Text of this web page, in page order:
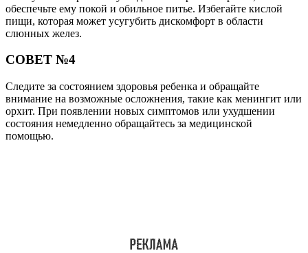
обеспечьте ему покой и обильное питье. Избегайте кислой
пищи, которая может усугубить дискомфорт в области
слюнных желез.
СОВЕТ №4
Следите за состоянием здоровья ребенка и обращайте
внимание на возможные осложнения, такие как менингит или
орхит. При появлении новых симптомов или ухудшении
состояния немедленно обращайтесь за медицинской
помощью.